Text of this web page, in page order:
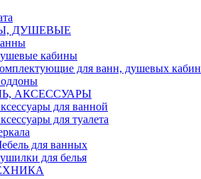
ДУШЕВЫЕ
кабины
для ванн, душевых кабин
АКСЕССУАРЫ
для ванной
для туалета
для ванных
для белья